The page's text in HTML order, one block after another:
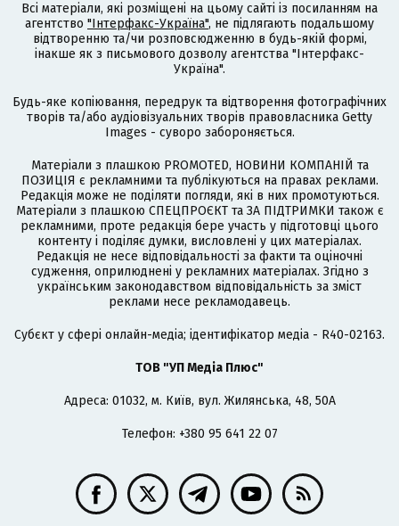
Всі матеріали, які розміщені на цьому сайті із посиланням на
агентство "Інтерфакс-Україна", не підлягають подальшому
відтворенню та/чи розповсюдженню в будь-якій формі,
інакше як з письмового дозволу агентства "Інтерфакс-
Україна".
Будь-яке копіювання, передрук та відтворення фотографічних
творів та/або аудіовізуальних творів правовласника Getty
Images - суворо забороняється.
Матеріали з плашкою PROMOTED, НОВИНИ КОМПАНІЙ та
ПОЗИЦІЯ є рекламними та публікуються на правах реклами.
Редакція може не поділяти погляди, які в них промотуються.
Матеріали з плашкою СПЕЦПРОЄКТ та ЗА ПІДТРИМКИ також є
рекламними, проте редакція бере участь у підготовці цього
контенту і поділяє думки, висловлені у цих матеріалах.
Редакція не несе відповідальності за факти та оціночні
судження, оприлюднені у рекламних матеріалах. Згідно з
українським законодавством відповідальність за зміст
реклами несе рекламодавець.
Cубєкт у сфері онлайн-медіа; ідентифікатор медіа - R40-02163.
ТОВ "УП Медіа Плюс"
Адреса: 01032, м. Київ, вул. Жилянська, 48, 50А
Телефон: +380 95 641 22 07